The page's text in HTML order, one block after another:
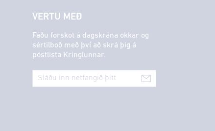
VERTU MEÐ
Fáðu forskot á dagskrána okkar og
sértilboð með því að skrá þig á
póstlista Kringlunnar.